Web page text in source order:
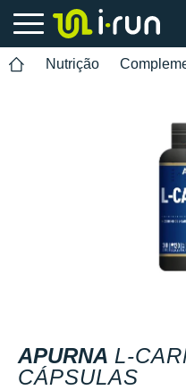
Nutrição
APURNA L-
CÁPSULAS